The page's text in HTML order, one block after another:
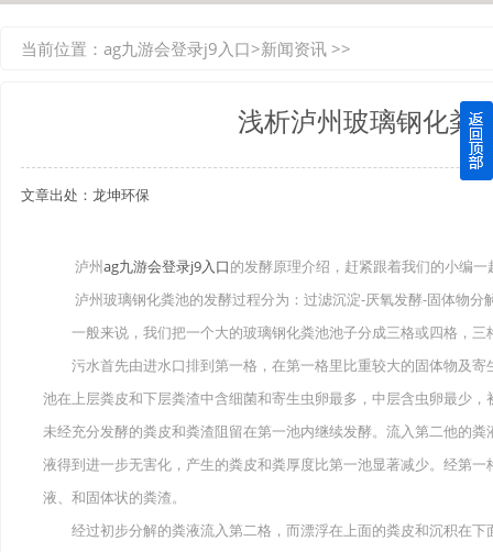
四川玻璃钢化粪池逐渐取代传统玻璃钢化粪池的这几点原因
关于重庆玻璃钢化粪池的这些基础知识你都记住了吗？
在安装绵阳玻璃钢化粪池时可能遇到这些难题
使用成都玻璃钢化粪池的七大好处你都记住了吗？
当前位置： ag九游会登录j9入口>新闻资讯 >>
浅析泸州玻璃钢化粪
文章出处：龙坤环保
泸州ag九游会登录j9入口的发酵原理介绍，赶紧跟着我们的小编一
泸州玻璃钢化粪池的发酵过程分为：过滤沉淀-厌氧发酵-固体物分
一般来说，我们把一个大的玻璃钢化粪池池子分成三格或四格，三
污水首先由进水口排到第一格，在第一格里比重较大的固体物及寄
池在上层粪皮和下层粪渣中含细菌和寄生虫卵最多，中层含虫卵最少
未经充分发酵的粪皮和粪渣阻留在第一池内继续发酵。流入第二他的
液得到进一步无害化，产生的粪皮和粪厚度比第一池显著减少。经第
液、和固体状的粪渣。
经过初步分解的粪液流入第二格，而漂浮在上面的粪皮和沉积在下